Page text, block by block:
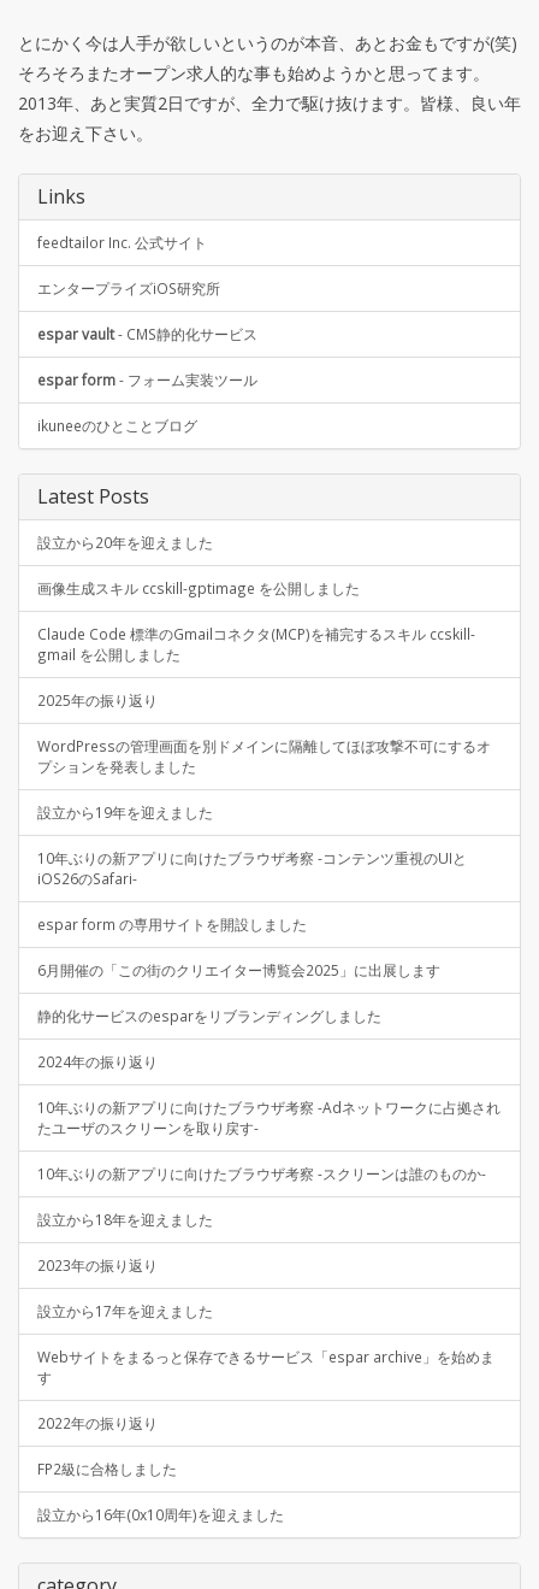
とにかく今は人手が欲しいというのが本音、あとお金もですが(笑)
そろそろまたオープン求人的な事も始めようかと思ってます。
2013年、あと実質2日ですが、全力で駆け抜けます。皆様、良い年
をお迎え下さい。
Links
feedtailor Inc. 公式サイト
エンタープライズiOS研究所
espar vault- CMS静的化サービス
espar form- フォーム実装ツール
ikuneeのひとことブログ
Latest Posts
設立から20年を迎えました
画像生成スキル ccskill-gptimage を公開しました
Claude Code 標準のGmailコネクタ(MCP)を補完するスキル ccskill-
gmail を公開しました
2025年の振り返り
WordPressの管理画面を別ドメインに隔離してほぼ攻撃不可にするオ
プションを発表しました
設立から19年を迎えました
10年ぶりの新アプリに向けたブラウザ考察 -コンテンツ重視のUIと
iOS26のSafari-
espar form の専用サイトを開設しました
6月開催の「この街のクリエイター博覧会2025」に出展します
静的化サービスのesparをリブランディングしました
2024年の振り返り
10年ぶりの新アプリに向けたブラウザ考察 -Adネットワークに占拠され
たユーザのスクリーンを取り戻す-
10年ぶりの新アプリに向けたブラウザ考察 -スクリーンは誰のものか-
設立から18年を迎えました
2023年の振り返り
設立から17年を迎えました
Webサイトをまるっと保存できるサービス「espar archive」を始めま
す
2022年の振り返り
FP2級に合格しました
設立から16年(0x10周年)を迎えました